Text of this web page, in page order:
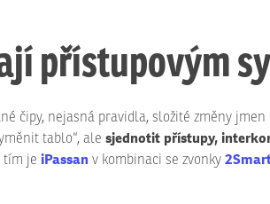
přístupovým
čipy, nejasná pravidla, složité změny
tablo“, ale sjednotit přístupy,
tím je iPassan v kombinaci se zvonky